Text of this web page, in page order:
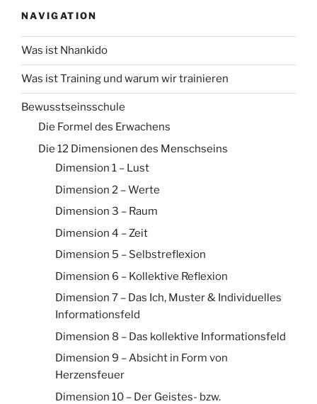
NAVIGATION
Was ist Nhankido
Was ist Training und warum wir trainieren
Bewusstseinsschule
Die Formel des Erwachens
Die 12 Dimensionen des Menschseins
Dimension 1 – Lust
Dimension 2 – Werte
Dimension 3 – Raum
Dimension 4 – Zeit
Dimension 5 – Selbstreflexion
Dimension 6 – Kollektive Reflexion
Dimension 7 – Das Ich, Muster & Individuelles
Informationsfeld
Dimension 8 – Das kollektive Informationsfeld
Dimension 9 – Absicht in Form von
Herzensfeuer
Dimension 10 – Der Geistes- bzw.